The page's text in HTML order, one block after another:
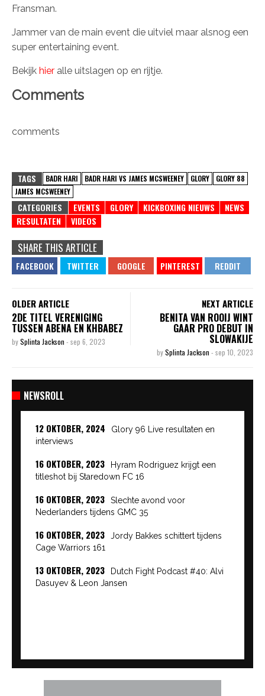
Fransman.
Jammer van de main event die uitviel maar alsnog een
super entertaining event.
Bekijk hier alle uitslagen op en rijtje.
Comments
comments
TAGS BADR HARI BADR HARI VS JAMES MCSWEENEY GLORY
GLORY 88
JAMES MCSWEENEY
CATEGORIES EVENTS GLORY KICKBOXING NIEUWS
NEWS
RESULTATEN
VIDEOS
SHARE THIS ARTICLE
OLDER ARTICLE
2DE TITEL VERENIGING
TUSSEN ABENA EN KHBABEZ
bySplinta Jackson - sep 6, 2023
NEXT ARTICLE
BENITA VAN ROOIJ WINT
GAAR PRO DEBUT IN
SLOWAKIJE
bySplinta Jackson - sep 10, 2023
NEWSROLL
12 OKTOBER, 2024
Glory 96 Live resultaten en
interviews
16 OKTOBER, 2023
Hyram Rodriguez krijgt een
titleshot bij Staredown FC 16
16 OKTOBER, 2023
Slechte avond voor
Nederlanders tijdens GMC 35
16 OKTOBER, 2023
Jordy Bakkes schittert tijdens
Cage Warriors 161
13 OKTOBER, 2023
Dutch Fight Podcast #40: Alvi
Dasuyev & Leon Jansen